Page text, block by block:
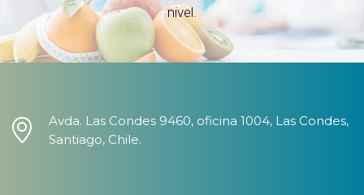
nivel.
Avda. Las Condes 9460, oficina 1004, Las Condes,
Santiago, Chile.